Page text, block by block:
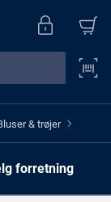
& trøjer >
forretning